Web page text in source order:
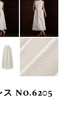
ス No.6205